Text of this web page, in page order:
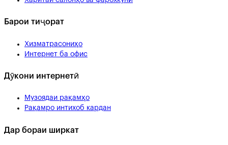
Барои тиҷорат
Хизматрасониҳо
Интернет ба офис
Дӯкони интернетӣ
Музоядаи рақамҳо
Рақамро интихоб кардан
Дар бораи ширкат